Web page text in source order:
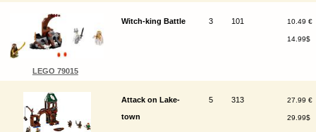
LEGO 79015
Witch-king Battle 3 101 10.49 €
14.99$
Attack on Lake-
town
5 313 27.99 €
29.99$